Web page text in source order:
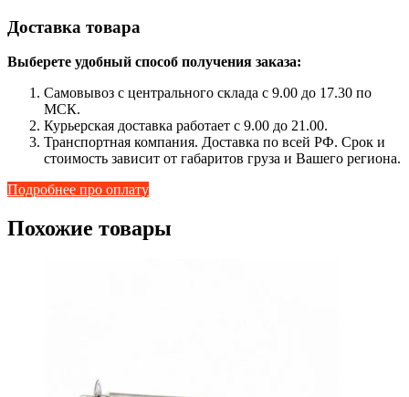
Доставка товара
Выберете удобный способ получения заказа:
Самовывоз с центрального склада с 9.00 до 17.30 по
МСК.
Курьерская доставка работает с 9.00 до 21.00.
Транспортная компания. Доставка по всей РФ. Срок и
стоимость зависит от габаритов груза и Вашего региона.
Подробнее про оплату
Похожие товары